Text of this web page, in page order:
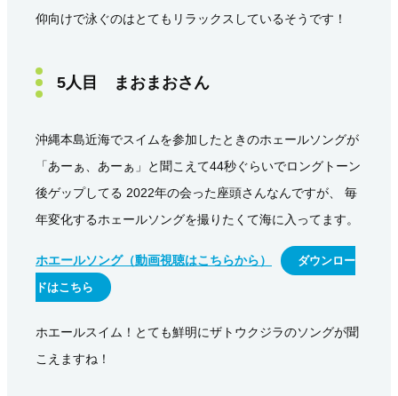
仰向けで泳ぐのはとてもリラックスしているそうです！
5人目 まおまおさん
沖縄本島近海でスイムを参加したときのホェールソングが
「あーぁ、あーぁ」と聞こえて44秒ぐらいでロングトーン
後ゲップしてる 2022年の会った座頭さんなんですが、 毎
年変化するホェールソングを撮りたくて海に入ってます。
ホエールソング（動画視聴はこちらから）
ダウンロー
ドはこちら
ホエールスイム！とても鮮明にザトウクジラのソングが聞
こえますね！